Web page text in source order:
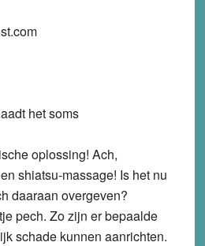
het soms
oplossing! Ach,
shiatsu-massage! Is het nu
daaraan overgeven?
pech. Zo zijn er bepaalde
schade kunnen aanrichten.